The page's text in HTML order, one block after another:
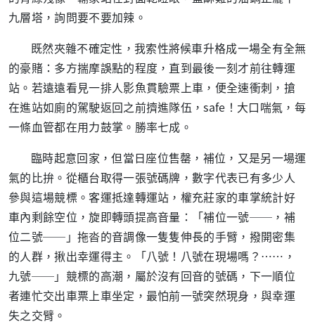
九層塔，詢問要不要加辣。
既然夾雜不確定性，我索性將候車升格成一場全有全無
的豪賭：多方揣摩誤點的程度，直到最後一刻才前往轉運
站。若遠遠看見一排人影魚貫驗票上車，便全速衝刺，搶
在進站如廁的駕駛返回之前擠進隊伍，safe ！大口喘氣，每
一條血管都在用力鼓掌。勝率七成。
臨時起意回家，但當日座位售罄，補位，又是另一場運
氣的比拚。從櫃台取得一張號碼牌，數字代表已有多少人
參與這場競標。客運抵達轉運站，權充莊家的車掌統計好
車內剩餘空位，旋即轉頭提高音量：「補位一號──，補
位二號──」拖沓的音調像一隻隻伸長的手臂，撥開密集
的人群，揪出幸運得主。「八號！八號在現場嗎？……，
九號──」競標的高潮，屬於沒有回音的號碼，下一順位
者連忙交出車票上車坐定，最怕前一號突然現身，與幸運
失之交臂。